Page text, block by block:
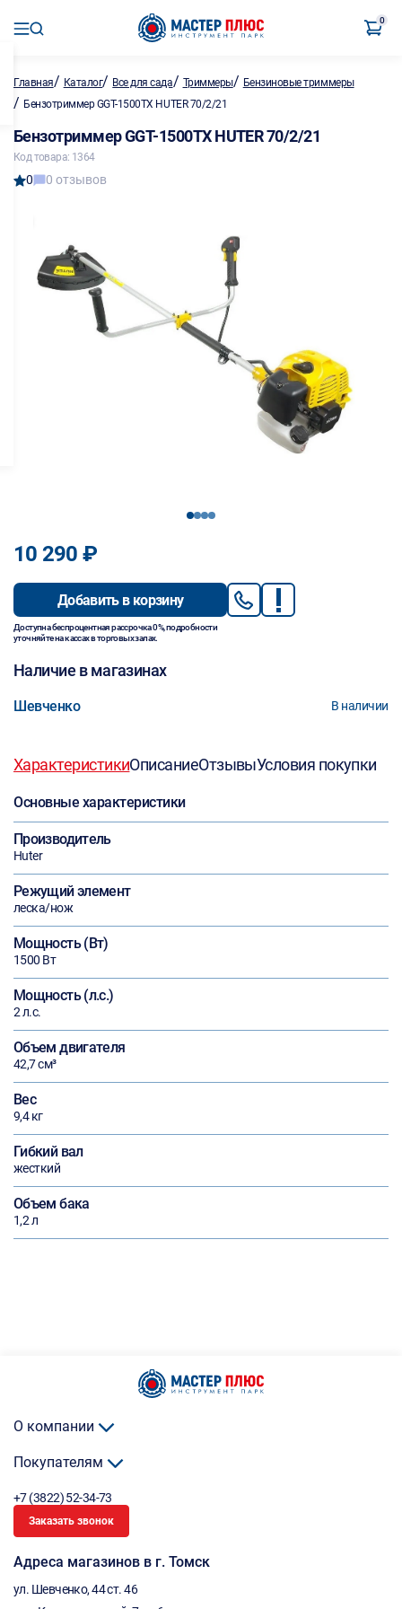
0
Главная/ Каталог/ Все для сада/ Триммеры/ Бензиновые триммеры
/ Бензотриммер GGT-1500TX HUTER 70/2/21
Бензотриммер GGT-1500TX HUTER 70/2/21
Код товара: 1364
0 0 отзывов
1234
10 290 ₽
Добавить в корзину
Доступна беспроцентная рассрочка 0%, подробности
уточняйте на кассах в торговых залах.
Наличие в магазинах
Шевченко В наличии
ХарактеристикиОписаниеОтзывыУсловия покупки
Основные характеристики
Производитель
Huter
Режущий элемент
леска/нож
Мощность (Вт)
1500 Вт
Мощность (л.с.)
2 л.с.
Объем двигателя
42,7 см³
Вес
9,4 кг
Гибкий вал
жесткий
Объем бака
1,2 л
О компании
Покупателям
+7 (3822) 52-34-73
Заказать звонок
Адреса магазинов в г. Томск
ул. Шевченко, 44 ст. 46